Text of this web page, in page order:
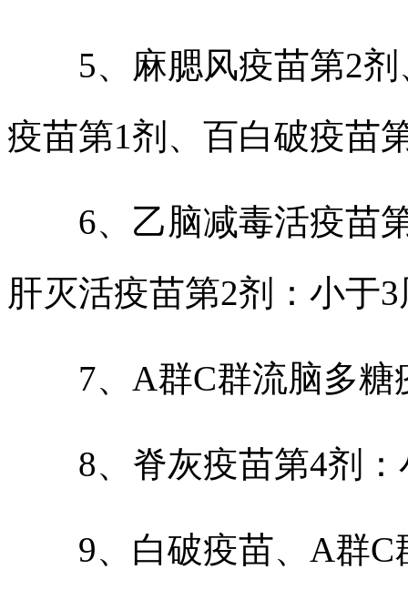
5、麻腮风疫苗第2剂
疫苗第1剂、百白破疫苗
6、乙脑减毒活疫苗第
肝灭活疫苗第2剂：小于
7、A群C群流脑多糖
8、脊灰疫苗第4剂：
9、白破疫苗、A群C